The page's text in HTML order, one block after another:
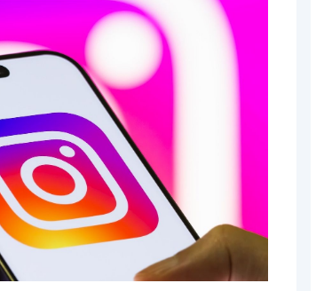
ЕЖЕМЕСЯЧНЫЙ ОБЗОР
КЕШБЭКА